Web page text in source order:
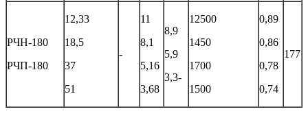
РЧН-180
РЧП-180
12,33
18,5
37
51
-
11
8,1
5,16
3,68
8,9
5,9
3,3-
12500
1450
1700
1500
0,89
0,86
0,78
0,74
177